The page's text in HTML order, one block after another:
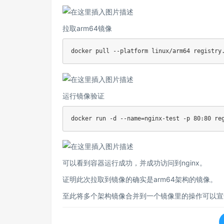
拉取arm64镜像
运行镜像验证
docker run -d --name=nginx-test -p 80
可以看到容器运行成功，并成功访问到nginx。
证明此次拉取到镜像的确实是arm64架构的镜像。
至此将多个架构镜像合并到一个镜像里的操作可以